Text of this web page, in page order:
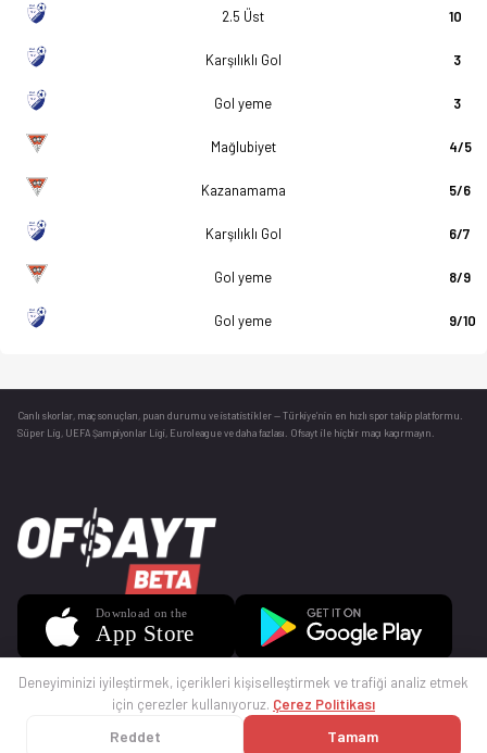
2.5 Üst 10
Karşılıklı Gol 3
Gol yeme 3
Mağlubiyet 4/5
Kazanamama 5/6
Karşılıklı Gol 6/7
Gol yeme 8/9
Gol yeme 9/10
Canlı skorlar , maç sonuçları, puan durumu ve istatistikler — Türkiye’nin en hızlı spor takip platformu.
Süper Lig, UEFA Şampiyonlar Ligi, Euroleague ve daha fazlası. Ofsayt ile hiçbir maçı kaçırmayın.
© 2025 Ofsayt
Deneyiminizi iyileştirmek, içerikleri kişiselleştirmek ve trafiği analiz etmek
için çerezler kullanıyoruz. Çerez Politikası
Reddet Tamam